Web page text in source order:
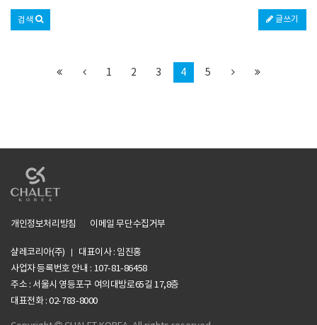
글쓰기
검색
1 2 3 4 5
개인정보처리방침 이메일 무단수집거부
샬레코리아(주)
대표이사 : 임진홍
사업자 등록번호 안내 : 107-81-86458
주소 : 서울시 영등포구 여의대방로65길 17,8층
대표전화 : 02-783-8000